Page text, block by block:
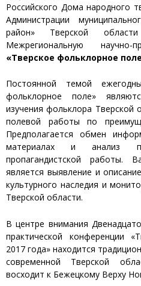
Российского Дома народного
Администрации
район» Тверской
Межрегиональную научно-
«Тверское фольклорное
Постоянной темой
фольклорное поле»
изучения фольклора Тверской
полевой работы по
Предполагается обмен
материалах и анализ
пропагандистской работы.
является выявление и
культурного наследия и
Тверской области.
В центре внимания
практической конференции
2017 года» находится
современной Тверской
восходит к Бежецкому Верху